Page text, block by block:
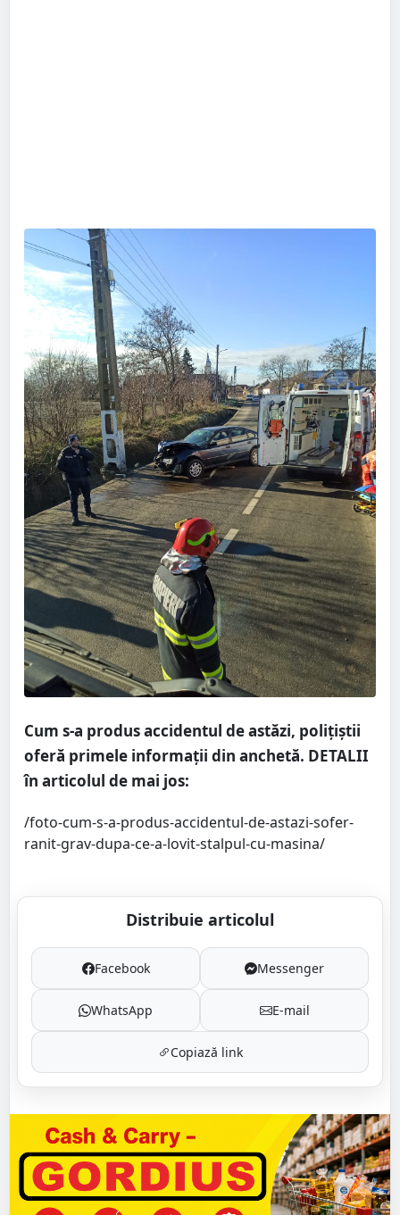
Cum s-a produs accidentul de astăzi, polițiștii
oferă primele informații din anchetă. DETALII
în articolul de mai jos:
/foto-cum-s-a-produs-accidentul-de-astazi-sofer-
ranit-grav-dupa-ce-a-lovit-stalpul-cu-masina/
Distribuie articolul
Facebook Messenger
WhatsApp E-mail
Copiază link